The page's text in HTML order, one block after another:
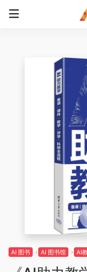
AI 图书 AI 图书馆 AI